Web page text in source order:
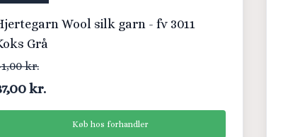
Wool silk garn - fv 3011
Grå
kr.
kr.
Køb hos forhandler